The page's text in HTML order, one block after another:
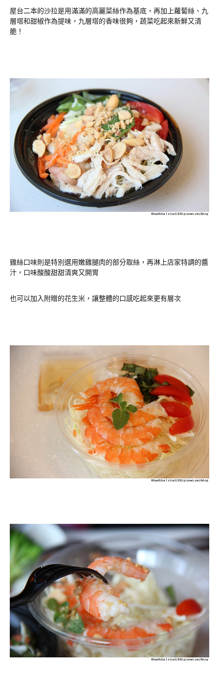
屋台二本的沙拉是用滿滿的高麗菜絲作為基底，再加上蘿蔔絲、九
層塔和甜椒作為提味，九層塔的香味很夠，蔬菜吃起來新鮮又清
脆！
雞絲口味則是特別選用嫩雞腿肉的部分取絲，再淋上店家特調的醬
汁，口味酸酸甜甜清爽又開胃
也可以加入附贈的花生米，讓整體的口感吃起來更有層次